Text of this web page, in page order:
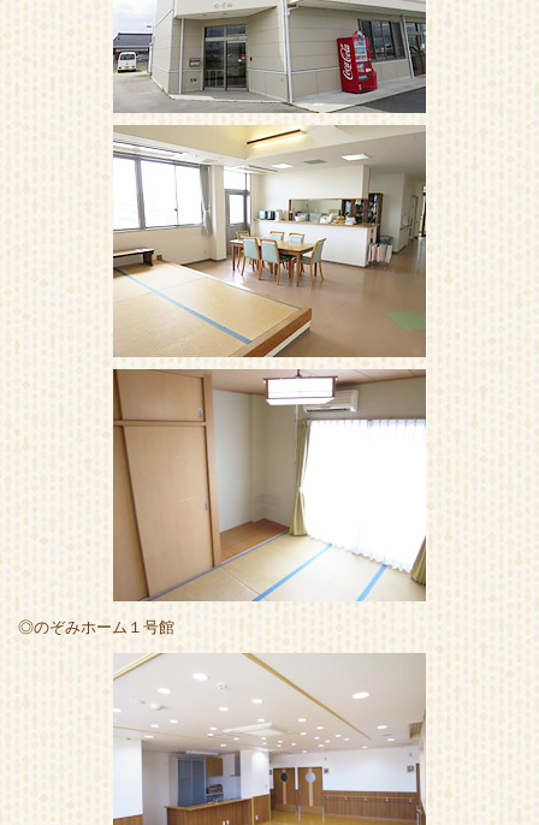
◎のぞみホーム１号館